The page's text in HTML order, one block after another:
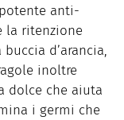
anti-
la ritenzione
d’arancia,
inoltre
dolce che aiuta
i germi che